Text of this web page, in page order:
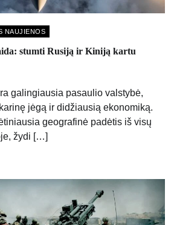
NAUJIENOS
stumti Rusiją ir Kiniją kartu
galingiausia pasaulio valstybė,
jėgą ir didžiausią ekonomiką.
geografinė padėtis iš visų
žydi […]